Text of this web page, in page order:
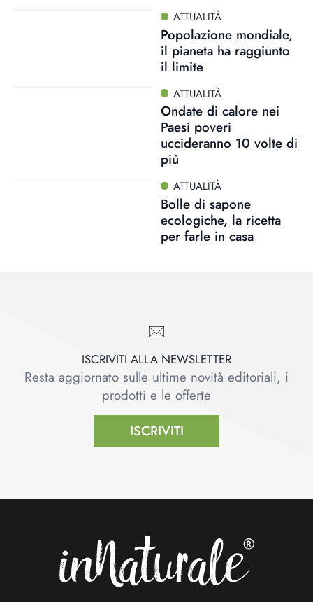
ATTUALITÀ
Popolazione mondiale,
il pianeta ha raggiunto
il limite
ATTUALITÀ
Ondate di calore nei
Paesi poveri
uccideranno 10 volte di
più
ATTUALITÀ
Bolle di sapone
ecologiche, la ricetta
per farle in casa
ISCRIVITI ALLA NEWSLETTER
Resta aggiornato sulle ultime novità editoriali, i
prodotti e le offerte
ISCRIVITI